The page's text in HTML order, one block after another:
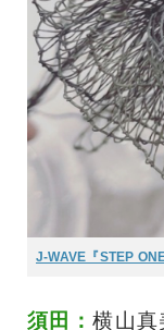
J-WAVE『STEP
須田：横山真